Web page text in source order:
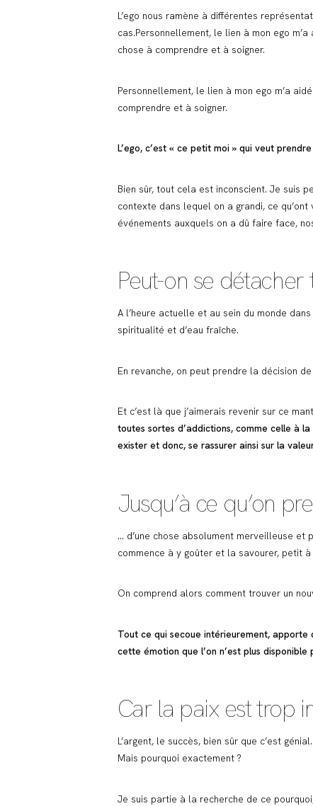
L’ego nous ramène à différentes
cas.Personnellement, le lien à mon ego
chose à comprendre et à soigner.
Personnellement, le lien à mon ego m’a
comprendre et à soigner.
L’ego, c’est « ce petit moi » qui veut
Bien sûr, tout cela est inconscient. Je suis
contexte dans lequel on a grandi, ce
événements auxquels on a dû faire face,
Peut-on se
A l’heure actuelle et au sein du monde
spiritualité et d’eau fraîche.
En revanche, on peut prendre la décision
Et c’est là que j’aimerais revenir sur ce
toutes sortes d’addictions, comme celle à
exister et donc, se rassurer ainsi sur la
Jusqu’à ce qu’on
… d’une chose absolument merveilleuse et
commence à y goûter et la savourer, petit
On comprend alors comment trouver un
Tout ce qui secoue intérieurement, apporte
cette émotion que l’on n’est plus
Car la paix est trop
L’argent, le succès, bien sûr que c’est génial.
Mais pourquoi exactement ?
Je suis partie à la recherche de ce